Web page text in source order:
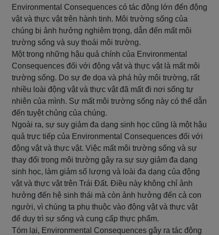
Environmental Consequences có tác động lớn đến động
vật và thực vật trên hành tinh. Môi trường sống của
chúng bị ảnh hưởng nghiêm trọng, dẫn đến mất môi
trường sống và suy thoái môi trường.
Một trong những hậu quả chính của Environmental
Consequences đối với động vật và thực vật là mất môi
trường sống. Do sự đe dọa và phá hủy môi trường, rất
nhiều loài động vật và thực vật đã mất đi nơi sống tự
nhiên của mình. Sự mất môi trường sống này có thể dẫn
đến tuyệt chủng của chúng.
Ngoài ra, sự suy giảm đa dạng sinh học cũng là một hậu
quả trực tiếp của Environmental Consequences đối với
động vật và thực vật. Việc mất môi trường sống và sự
thay đổi trong môi trường gây ra sự suy giảm đa dạng
sinh học, làm giảm số lượng và loài đa dạng của động
vật và thực vật trên Trái Đất. Điều này không chỉ ảnh
hưởng đến hệ sinh thái mà còn ảnh hưởng đến cả con
người, vì chúng ta phụ thuộc vào động vật và thực vật
để duy trì sự sống và cung cấp thực phẩm.
Tóm lại, Environmental Consequences gây ra tác động